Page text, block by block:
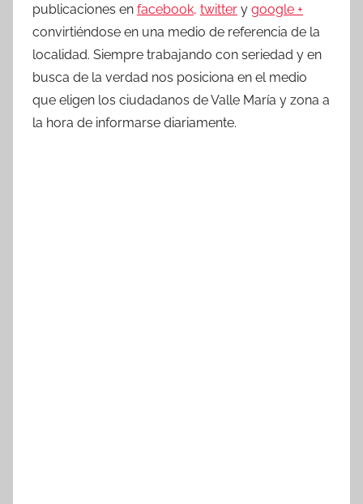
publicaciones en facebook, twitter y google +
convirtiéndose en una medio de referencia de la
localidad. Siempre trabajando con seriedad y en
busca de la verdad nos posiciona en el medio
que eligen los ciudadanos de Valle María y zona a
la hora de informarse diariamente.